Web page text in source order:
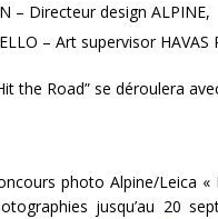
– Directeur design ALPINE,
– Art supervisor HAVAS
the Road” se déroulera
photo Alpine/Leica
jusqu’au 20